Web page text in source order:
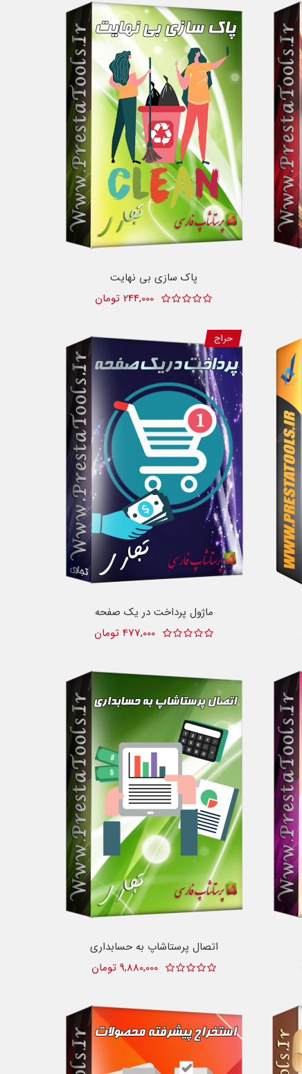
پاک سازی بی نهایت
244,000 تومان
حراج
ماژول پرداخت در یک صفحه
477,000 تومان
اتصال پرستاشاپ به حسابداری
9,880,000 تومان